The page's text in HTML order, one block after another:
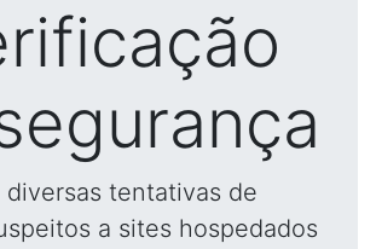
diversas tentativas de
a sites hospedados